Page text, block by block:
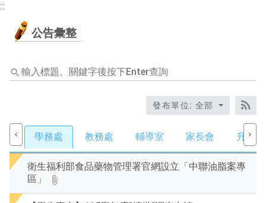
:::
公告彙整
入
關
字
後
發布單位: 全部
學務處 教務處 輔導室 家長會 升學
衛生福利部食品藥物管理署官網設立「中聯油脂案專
區」